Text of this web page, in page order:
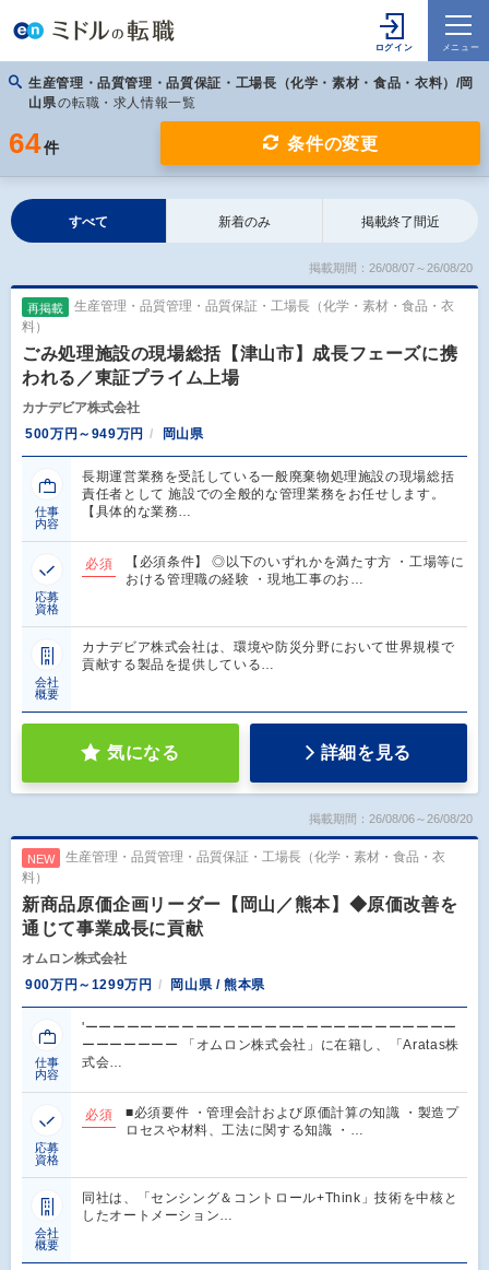
生産管理・品質管理・品質保証・工場長（化学・素材・食品・衣料）/岡
山県の転職・求人情報一覧
64件 条件の変更
すべて 新着のみ 掲載終了間近
掲載期間：26/08/07～26/08/20
再掲載
生産管理・品質管理・品質保証・工場長（化学・素材・食品・衣
料）
ごみ処理施設の現場総括【津山市】成長フェーズに携
われる／東証プライム上場
カナデビア株式会社
500万円～949万円
岡山県
仕事
内容
長期運営業務を受託している一般廃棄物処理施設の現場総括
責任者として 施設での全般的な管理業務をお任せします。
【具体的な業務…
応募
資格
必須
【必須条件】 ◎以下のいずれかを満たす方 ・工場等に
おける管理職の経験 ・現地工事のお…
会社
概要
カナデビア株式会社は、環境や防災分野において世界規模で
貢献する製品を提供している…
気になる 詳細を見る
掲載期間：26/08/06～26/08/20
NEW
生産管理・品質管理・品質保証・工場長（化学・素材・食品・衣
料）
新商品原価企画リーダー【岡山／熊本】◆原価改善を
通じて事業成長に貢献
オムロン株式会社
900万円～1299万円
岡山県 / 熊本県
仕事
内容
'ーーーーーーーーーーーーーーーーーーーーーーーーーーー
ーーーーーーー 「オムロン株式会社」に在籍し、「Aratas株
式会…
応募
資格
必須
■必須要件 ・管理会計および原価計算の知識 ・製造プ
ロセスや材料、工法に関する知識 ・…
会社
概要
同社は、「センシング＆コントロール+Think」技術を中核と
したオートメーション…